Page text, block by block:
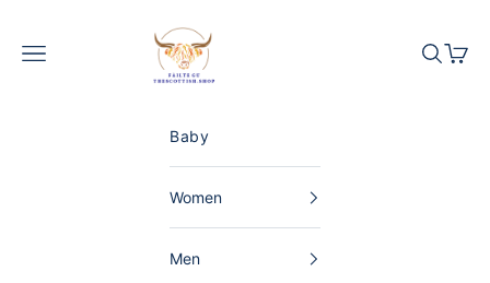
The Scottish Shop Germany
Menu Search
Baby
Women
Men